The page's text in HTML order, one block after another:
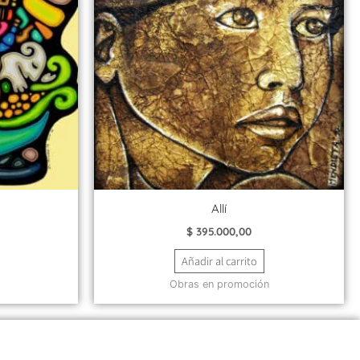
Allí
$ 395.000,00
Añadir al carrito
Obras en promoción